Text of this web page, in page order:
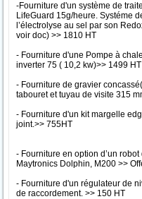
-Fourniture d'un système de
LifeGuard 15g/heure. Systéme
l’électrolyse au sel par son
voir doc) >> 1810 HT
- Fourniture d'une Pompe à
inverter 75 ( 10,2 kw)>> 1499 HT
- Fourniture de gravier
tabouret et tuyau de visite 315
- Fourniture d'un kit margelle
joint.>> 755HT
- Fourniture en option d’un
Maytronics Dolphin, M200 >>
- Fourniture d'un régulateur de
de raccordement. >> 150 HT